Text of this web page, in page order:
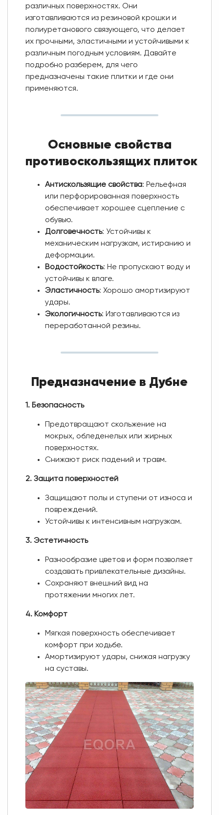
различных поверхностях. Они
изготавливаются из резиновой крошки и
полиуретанового связующего, что делает
их прочными, эластичными и устойчивыми к
различным погодным условиям. Давайте
подробно разберем, для чего
предназначены такие плитки и где они
применяются.
Основные свойства
противоскользящих плиток
Антискользящие свойства: Рельефная
или перфорированная поверхность
обеспечивает хорошее сцепление с
обувью.
Долговечность: Устойчивы к
механическим нагрузкам, истиранию и
деформации.
Водостойкость: Не пропускают воду и
устойчивы к влаге.
Эластичность: Хорошо амортизируют
удары.
Экологичность: Изготавливаются из
переработанной резины.
Предназначение в Дубне
1. Безопасность
Предотвращают скольжение на
мокрых, обледенелых или жирных
поверхностях.
Снижают риск падений и травм.
2. Защита поверхностей
Защищают полы и ступени от износа и
повреждений.
Устойчивы к интенсивным нагрузкам.
3. Эстетичность
Разнообразие цветов и форм позволяет
создавать привлекательные дизайны.
Сохраняют внешний вид на
протяжении многих лет.
4. Комфорт
Мягкая поверхность обеспечивает
комфорт при ходьбе.
Амортизируют удары, снижая нагрузку
на суставы.